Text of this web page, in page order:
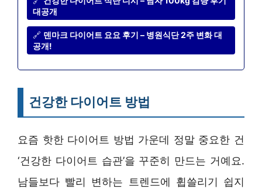
대공개
🔗 덴마크 다이어트 요요 후기 – 병원식단 2주 변화 대
공개!
건강한 다이어트 방법
요즘 핫한 다이어트 방법 가운데 정말 중요한 건
‘건강한 다이어트 습관’을 꾸준히 만드는 거예요.
남들보다 빨리 변하는 트렌드에 휩쓸리기 쉽지